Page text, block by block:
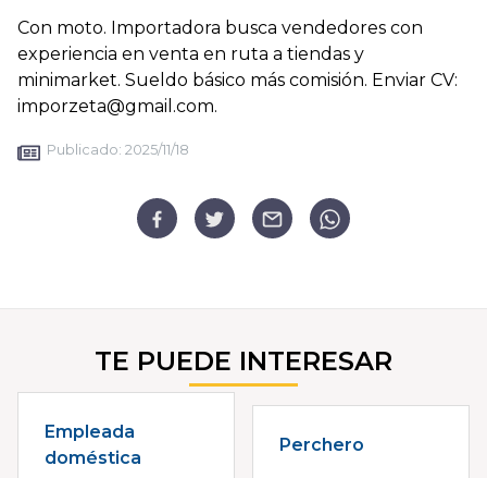
Con moto. Importadora busca vendedores con
experiencia en venta en ruta a tiendas y
minimarket. Sueldo básico más comisión. Enviar CV:
imporzeta@gmail.com.
Publicado: 2025/11/18
TE PUEDE INTERESAR
Empleada
doméstica
Perchero